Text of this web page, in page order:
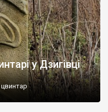
у Дзигівці
цвинтар